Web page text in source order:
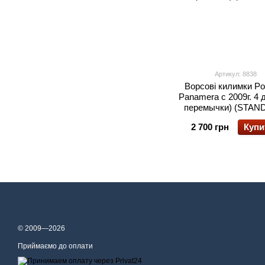
Артикул: 8838
Ворсові килимки
Panamera с 2009г. 4
перемычки)
2 700 грн
© 2009—2026
Приймаємо до оплати